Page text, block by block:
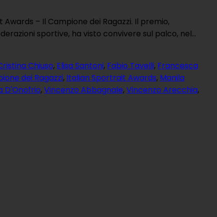
– Il Campione dei Ragazzi. Il premio,
sportive, ha visto convivere sul palco, nel…
Chiuso, Elisa Santoni, Fabio Tavelli, Francesca
dei Ragazzi, Italian Sportrait Awards, Manila
D'Onofrio, Vincenzo Abbagnale, Vincenzo Arecchia,